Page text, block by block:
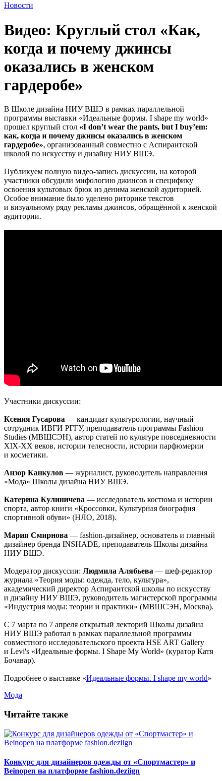
Новости
Видео: Круглый стол «Как,
когда и почему джинсы
оказались в женском
гардеробе»
В Школе дизайна НИУ ВШЭ в рамках параллельной
программы выставки «Идеальные формы. I shape my world»
прошел круглый стол «I don’t wear the pants, but I buy’em:
как, когда и почему джинсы оказались в женском
гардеробе», организованный совместно с Аспирантской
школой по искусству и дизайну НИУ ВШЭ.
Публикуем полную видео-запись дискуссии, на которой
участники обсудили мифологию джинсов и специфику
освоения культовых брюк из денима женской аудиторией.
Особое внимание было уделено риторике текстов
и визуальному ряду рекламы джинсов, обращённой к женской
аудитории.
Участники дискуссии:
Ксения Гусарова — кандидат культурологии, научный
сотрудник ИВГИ РГГУ, преподаватель программы Fashion
Studies (МВШСЭН), автор статей по культуре повседневности
XIX-XX веков, истории телесности, истории парфюмерии
и косметики.
Анзор Канкулов — журналист, руководитель направления
«Мода» Школы дизайна НИУ ВШЭ.
Катерина Кулиничева — исследователь костюма и истории
спорта, автор книги «Кроссовки, Культурная биография
спортивной обуви» (НЛО, 2018).
Мария Смирнова — fashion-дизайнер, основатель и главный
дизайнер бренда INSHADE, преподаватель Школы дизайна
НИУ ВШЭ.
Модератор дискуссии: Людмила Алябьева — шеф-редактор
журнала «Теория моды: одежда, тело, культура»,
академический директор Аспирантской школы по искусству
и дизайну НИУ ВШЭ, руководитель магистерской программы
«Индустрия моды: теории и практики» (МВШСЭН, Москва).
С 7 марта по 7 апреля открытый лекторий Школы дизайна
НИУ ВШЭ работал в рамках параллельной программы
совместного исследовательского проекта HSE ART Gallery
и Levi's «Идеальные формы. I Shape My World» (куратор Катя
Бочавар).
Подробнее о выставке «Идеальные формы. I shape my world»
Мода
Читайте также
Конкурс для дизайнеров одежды от «Спортмастер» и
Beinopen на платформе fashion.deziign